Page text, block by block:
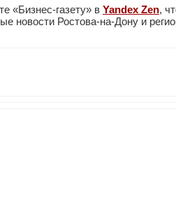
«Бизнес-газету» в Yandex Zen,
новости Ростова-на-Дону и